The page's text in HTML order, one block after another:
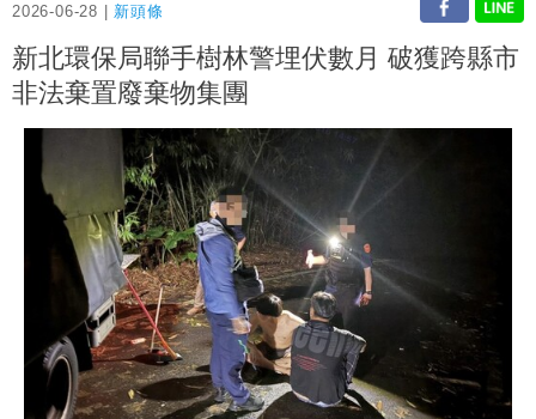
2026-06-28 | 新頭條
新北環保局聯手樹林警埋伏數月 破獲跨縣市
非法棄置廢棄物集團